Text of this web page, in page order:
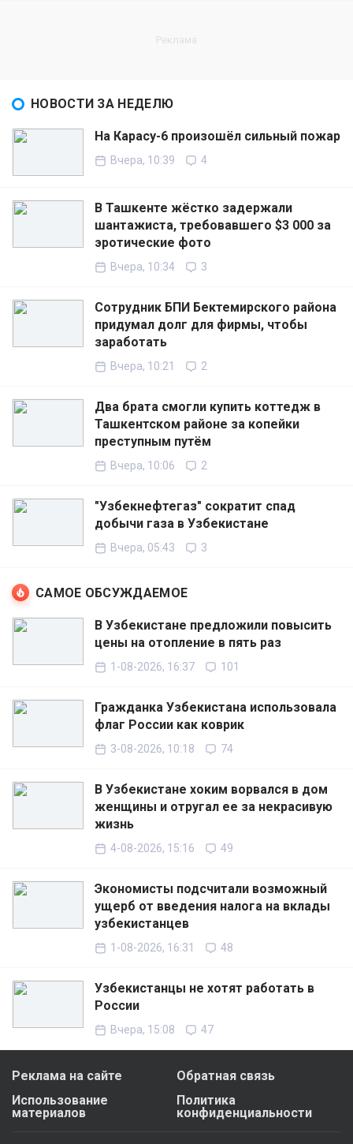
НОВОСТИ ЗА НЕДЕЛЮ
На Карасу-6 произошёл сильный пожар
Вчера, 10:39 4
В Ташкенте жёстко задержали
шантажиста, требовавшего $3 000 за
эротические фото
Вчера, 10:34 3
Сотрудник БПИ Бектемирского района
придумал долг для фирмы, чтобы
заработать
Вчера, 10:21 2
Два брата смогли купить коттедж в
Ташкентском районе за копейки
преступным путём
Вчера, 10:06 2
"Узбекнефтегаз" сократит спад
добычи газа в Узбекистане
Вчера, 05:43 3
САМОЕ ОБСУЖДАЕМОЕ
В Узбекистане предложили повысить
цены на отопление в пять раз
1-08-2026, 16:37 101
Гражданка Узбекистана использовала
флаг России как коврик
3-08-2026, 10:18 74
В Узбекистане хоким ворвался в дом
женщины и отругал ее за некрасивую
жизнь
4-08-2026, 15:16 49
Экономисты подсчитали возможный
ущерб от введения налога на вклады
узбекистанцев
1-08-2026, 16:31 48
Узбекистанцы не хотят работать в
России
Вчера, 15:08 47
Реклама на сайте
Обратная связь
Использование
материалов
Политика
конфиденциальности